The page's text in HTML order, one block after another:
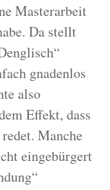
Masterarbeit
Da stellt
gnadenlos
also
Effekt, dass
Manche
eingebürgert